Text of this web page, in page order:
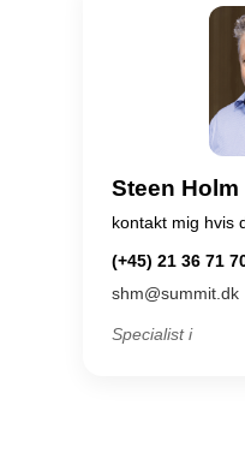
Steen Holm
kontakt mig hvis
(+45) 21 36 71
shm@summit.dk
Specialist i